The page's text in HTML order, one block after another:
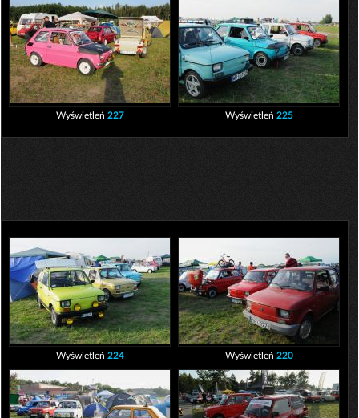
Wyświetleń 227 Wyświetleń 225
Wyświetleń 224 Wyświetleń 220